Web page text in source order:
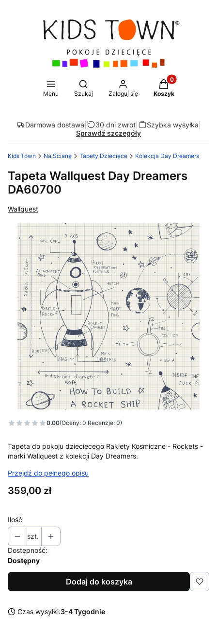
Menu
Otwórz wyszukiwarkę
Szukaj Zaloguj się
Produkty w
Koszyk
Darmowa dostawa 30 dni zwrot| Szybka wysyłka
Sprawdź szczegóły
Kids Town Na Ścianę Tapety Dziecięce Kolekcja Day Dreamers
Tapeta Wallquest Day Dreamers
DA60700
Wallquest
0.00(Oceny: 0 Recenzje: 0)
Tapeta do pokoju dziecięcego Rakiety Kosmiczne - Rockets -
marki Wallquest z kolekcji Day Dreamers.
Przejdź do pełnego opisu
Cena
359,00 zł
Ilość
szt.
Dostępność:
Dostępny
Dodaj do koszyka
Czas wysyłki:3-4 Tygodnie